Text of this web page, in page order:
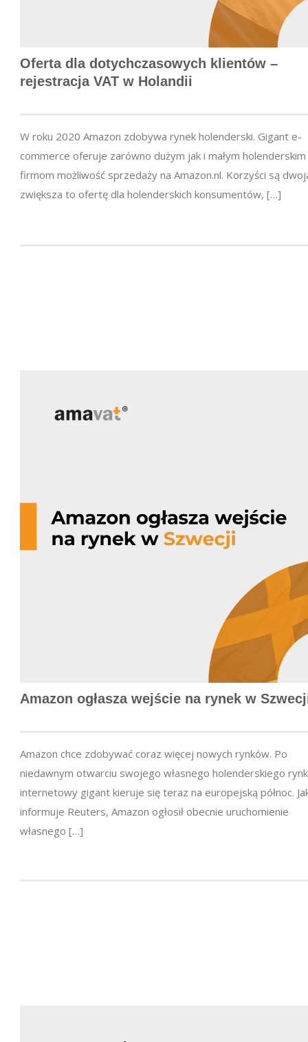
Oferta dla dotychczasowych klientów –
rejestracja VAT w Holandii
W roku 2020 Amazon zdobywa rynek holenderski. Gigant e-
commerce oferuje zarówno dużym jak i małym holenderskim
firmom możliwość sprzedaży na Amazon.nl. Korzyści są
zwiększa to ofertę dla holenderskich konsumentów, […]
Amazon ogłasza wejście na rynek w
Amazon chce zdobywać coraz więcej nowych rynków. Po
niedawnym otwarciu swojego własnego holenderskiego
internetowy gigant kieruje się teraz na europejską północ.
informuje Reuters, Amazon ogłosił obecnie uruchomienie
własnego […]